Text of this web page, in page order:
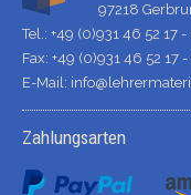
97218
Tel.: +49 (0)931 46 52 17 -
Fax: +49 (0)931 46 52 17 -
E-Mail:
Zahlungsarten